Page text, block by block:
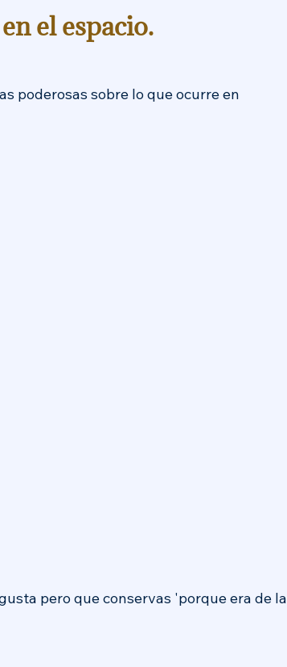
el espacio.
poderosas sobre lo que ocurre en
pero que conservas 'porque era de la